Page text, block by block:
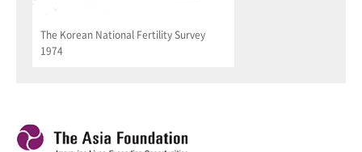
The Korean National Fertility Survey
1974